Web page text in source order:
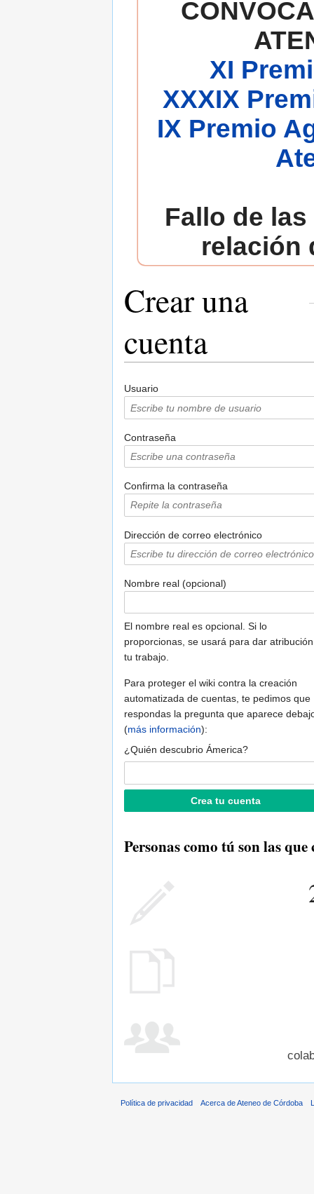
XI
XXXIX
IX Premio
Fallo de
relación
Crear una
cuenta
Usuario
Contraseña
Confirma la contraseña
Dirección de correo electrónico
Nombre real (opcional)
El nombre real es opcional. Si lo
proporcionas, se usará para dar
tu trabajo.
Para proteger el wiki contra la creación
automatizada de cuentas, te pedimos que
respondas la pregunta que aparece
(más información):
¿Quién descubrio Ámerica?
Personas como tú son las
Política de privacidad Acerca de Ateneo de Córdoba